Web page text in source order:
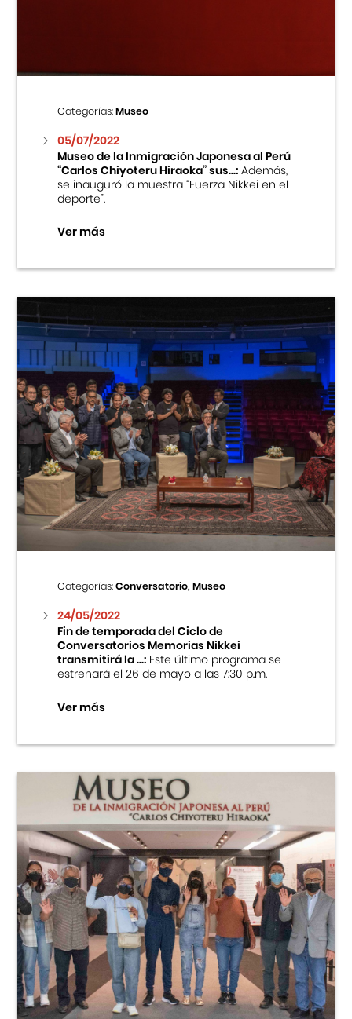
Cursos
Museo de la Inmigración Japonesa
Fondo Editorial
Teatro Peruano Japonés
Categorías:Museo
05/07/2022
Museo de la Inmigración Japonesa al Perú
“Carlos Chiyoteru Hiraoka” sus...:Además,
se inauguró la muestra “Fuerza Nikkei en el
deporte”.
Ver más
Categorías:Conversatorio, Museo
24/05/2022
Fin de temporada del Ciclo de
Conversatorios Memorias Nikkei
transmitirá la ...:Este último programa se
estrenará el 26 de mayo a las 7:30 p.m.
Ver más